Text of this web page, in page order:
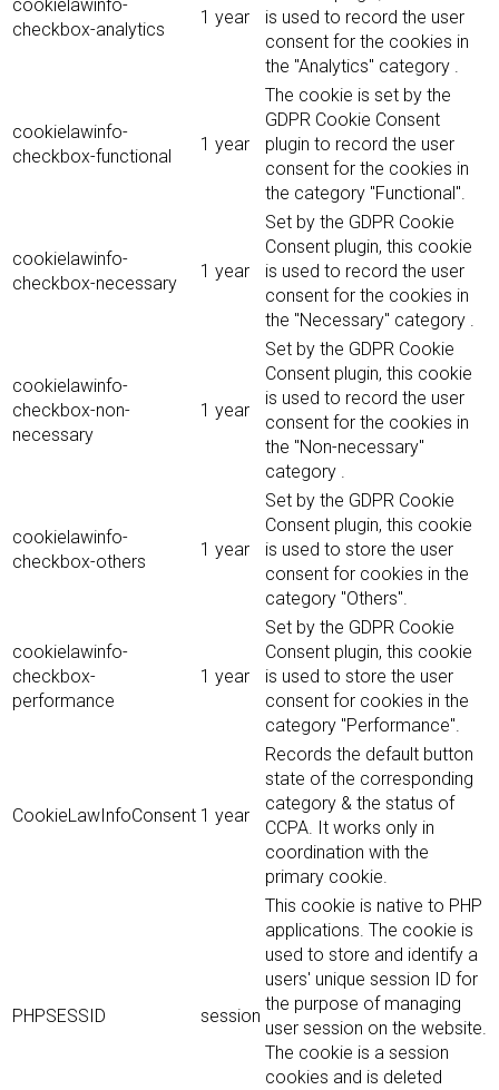
cookielawinfo-
checkbox-analytics
1 year
is used to record the user
consent for the cookies in
the "Analytics" category .
cookielawinfo-
checkbox-functional
1 year
The cookie is set by the
GDPR Cookie Consent
plugin to record the user
consent for the cookies in
the category "Functional".
cookielawinfo-
checkbox-necessary
1 year
Set by the GDPR Cookie
Consent plugin, this cookie
is used to record the user
consent for the cookies in
the "Necessary" category .
cookielawinfo-
checkbox-non-
necessary
1 year
Set by the GDPR Cookie
Consent plugin, this cookie
is used to record the user
consent for the cookies in
the "Non-necessary"
category .
cookielawinfo-
checkbox-others
1 year
Set by the GDPR Cookie
Consent plugin, this cookie
is used to store the user
consent for cookies in the
category "Others".
cookielawinfo-
checkbox-
performance
1 year
Set by the GDPR Cookie
Consent plugin, this cookie
is used to store the user
consent for cookies in the
category "Performance".
CookieLawInfoConsent 1 year
Records the default button
state of the corresponding
category & the status of
CCPA. It works only in
coordination with the
primary cookie.
PHPSESSID session
This cookie is native to PHP
applications. The cookie is
used to store and identify a
users' unique session ID for
the purpose of managing
user session on the website.
The cookie is a session
cookies and is deleted